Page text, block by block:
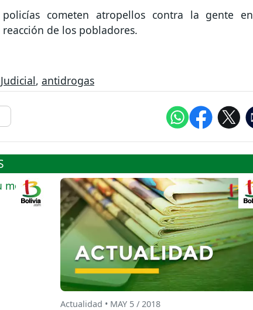
cometen atropellos contra la gente
de los pobladores.
Judicial, antidrogas
Actualidad • MAY 5 / 2018